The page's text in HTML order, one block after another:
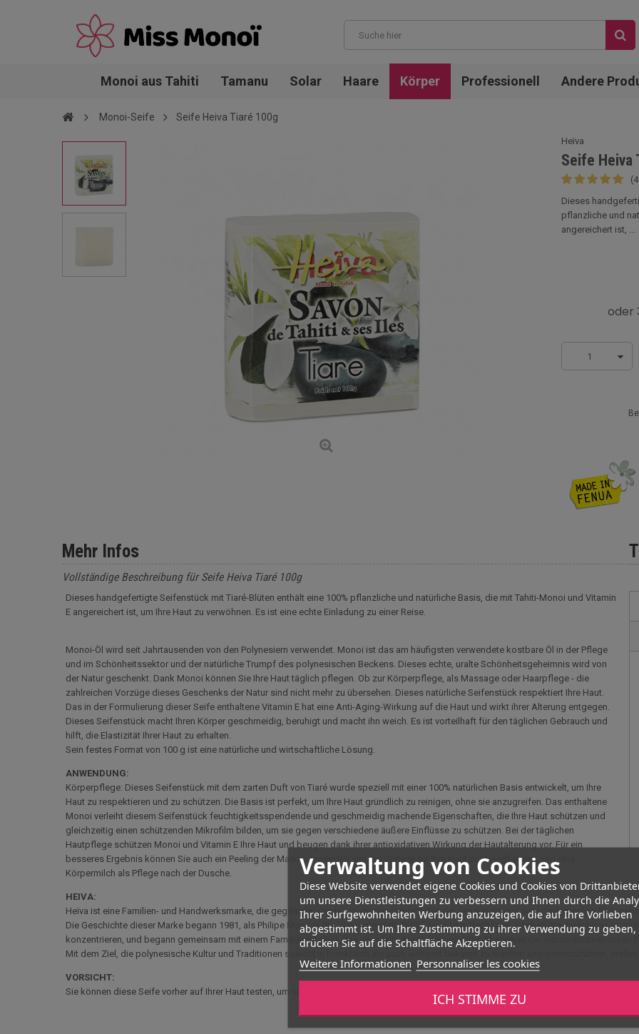
Verwaltung von Cookies
Diese Website verwendet eigene Cookies und Cookies von
um unsere Dienstleistungen zu verbessern und Ihnen durch die
Ihrer Surfgewohnheiten Werbung anzuzeigen, die auf Ihre Vorlieben
abgestimmt ist. Um Ihre Zustimmung zu ihrer Verwendung zu geben,
drücken Sie auf die Schaltfläche Akzeptieren.
Weitere Informationen Personnaliser les cookies
ICH STIMME ZU
Monoi aus Tahiti Tamanu Solar Haare Körper Professionell Andere
Monoi-Seife Seife Heiva Tiaré 100g
Heïva
Seife Heiva
Dieses
pflanzliche und
angereichert ist, ...
1
Mehr Infos
Vollständige Beschreibung für Seife Heiva Tiaré 100g
Dieses handgefertigte Seifenstück mit Tiaré-Blüten enthält eine 100% pflanzliche und natürliche Basis, die mit Tahiti-Monoi und Vitamin
E angereichert ist, um Ihre Haut zu verwöhnen. Es ist eine echte Einladung zu einer Reise.
Monoi-Öl wird seit Jahrtausenden von den Polynesiern verwendet. Monoi ist das am häufigsten verwendete kostbare Öl in der Pflege
und im Schönheitssektor und der natürliche Trumpf des polynesischen Beckens. Dieses echte, uralte Schönheitsgeheimnis wird von
der Natur geschenkt. Dank Monoi können Sie Ihre Haut täglich pflegen. Ob zur Körperpflege, als Massage oder Haarpflege - die
zahlreichen Vorzüge dieses Geschenks der Natur sind nicht mehr zu übersehen. Dieses natürliche Seifenstück respektiert Ihre Haut.
Das in der Formulierung dieser Seife enthaltene Vitamin E hat eine Anti-Aging-Wirkung auf die Haut und wirkt ihrer Alterung entgegen.
Dieses Seifenstück macht Ihren Körper geschmeidig, beruhigt und macht ihn weich. Es ist vorteilhaft für den täglichen Gebrauch und
hilft, die Elastizität Ihrer Haut zu erhalten.
Sein festes Format von 100 g ist eine natürliche und wirtschaftliche Lösung.
ANWENDUNG:
Körperpflege: Dieses Seifenstück mit dem zarten Duft von Tiaré wurde speziell mit einer 100% natürlichen Basis entwickelt, um Ihre
Haut zu respektieren und zu schützen. Die Basis ist perfekt, um Ihre Haut gründlich zu reinigen, ohne sie anzugreifen. Das enthaltene
Monoi verleiht diesem Seifenstück feuchtigkeitsspendende und geschmeidig machende Eigenschaften, die Ihre Haut schützen und
gleichzeitig einen schützenden Mikrofilm bilden, um sie gegen verschiedene äußere Einflüsse zu schützen. Bei der täglichen
Hautpflege schützen Monoi und Vitamin E Ihre Haut und beugen dank ihrer antioxidativen Wirkung der Hautalterung vor. Für ein
besseres Ergebnis können Sie auch ein Peeling der Marke verwenden, um die Vorteile für Ihre Haut zu vervielfachen, und eine
Körpermilch als Pflege nach der Dusche.
HEIVA:
Heïva ist eine Familien- und Handwerksmarke, die gegründet wurde, um das gesamte Potenzial des Reichtums der polynesischen
Die Geschichte dieser Marke begann 1981, als Philipe Maunier die "Savonnerie de Tahiti" gründete. Sechzehn Jahre später beschloss er,
konzentrieren, und begann gemeinsam mit einem Familienmitglied, das ebenfalls Apotheker war, das Abenteuer der dermo-kosmetischen
Mit dem Ziel, die polynesische Kultur und Traditionen sowohl in Frankreich als auch weltweit bekannt zu machen und weiterzuführen,
VORSICHT:
Sie können diese Seife vorher auf Ihrer Haut testen, um sicherzustellen, dass keiner der Inhaltsstoffe eine Reaktion auf Ihrer Haut hervorruft.